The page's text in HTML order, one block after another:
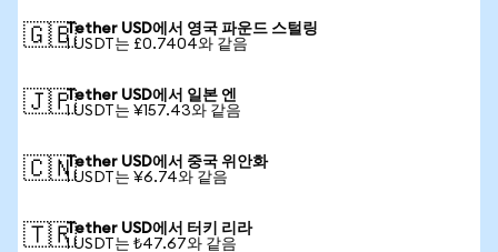
🇬🇧Tether USD에서 영국 파운드 스털링
1 USDT는 £0.7404와 같음
🇯🇵Tether USD에서 일본 엔
1 USDT는 ¥157.43와 같음
🇨🇳Tether USD에서 중국 위안화
1 USDT는 ¥6.74와 같음
🇹🇷Tether USD에서 터키 리라
1 USDT는 ₺47.67와 같음